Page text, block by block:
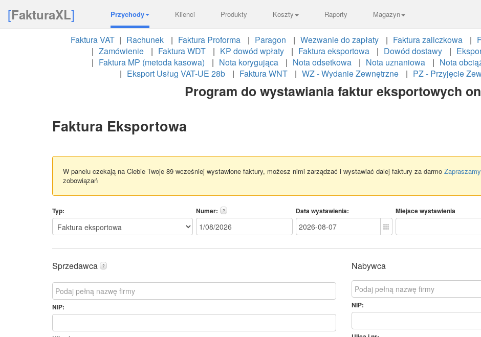
[FakturaXL] Przychody Klienci Produkty Koszty Raporty Magazyn
Faktura VAT Rachunek Faktura Proforma Paragon Wezwanie do zapłaty Faktura zaliczkowa
Zamówienie
Faktura WDT KP dowód wpłaty Faktura eksportowa Dowód dostawy
Faktura MP (metoda kasowa)
Nota korygująca Nota odsetkowa Nota uznaniowa Nota
Eksport Usług VAT-UE 28b
Faktura WNT WZ - Wydanie Zewnętrzne PZ - Przyjęcie
Program do wystawiania faktur eksportowych
Faktura Eksportowa
W panelu czekają na Ciebie Twoje 89 wcześniej wystawione faktury, możesz nimi zarządzać i wystawiać dalej faktury za darmo
zobowiązań
Typ: Numer: ? Data wystawienia: Miejsce wystawienia
Sprzedawca ?
NIP:
Nabywca
NIP: